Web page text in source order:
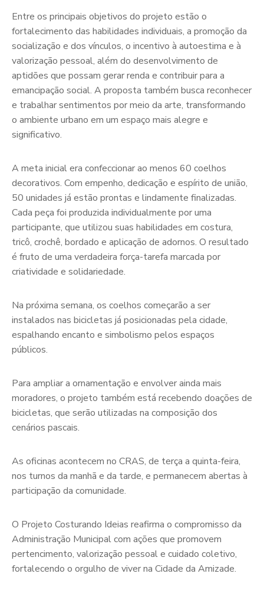
Entre os principais objetivos do projeto estão o
fortalecimento das habilidades individuais, a promoção da
socialização e dos vínculos, o incentivo à autoestima e à
valorização pessoal, além do desenvolvimento de
aptidões que possam gerar renda e contribuir para a
emancipação social. A proposta também busca reconhecer
e trabalhar sentimentos por meio da arte, transformando
o ambiente urbano em um espaço mais alegre e
significativo.
A meta inicial era confeccionar ao menos 60 coelhos
decorativos. Com empenho, dedicação e espírito de união,
50 unidades já estão prontas e lindamente finalizadas.
Cada peça foi produzida individualmente por uma
participante, que utilizou suas habilidades em costura,
tricô, crochê, bordado e aplicação de adornos. O resultado
é fruto de uma verdadeira força-tarefa marcada por
criatividade e solidariedade.
Na próxima semana, os coelhos começarão a ser
instalados nas bicicletas já posicionadas pela cidade,
espalhando encanto e simbolismo pelos espaços
públicos.
Para ampliar a ornamentação e envolver ainda mais
moradores, o projeto também está recebendo doações de
bicicletas, que serão utilizadas na composição dos
cenários pascais.
As oficinas acontecem no CRAS, de terça a quinta-feira,
nos turnos da manhã e da tarde, e permanecem abertas à
participação da comunidade.
O Projeto Costurando Ideias reafirma o compromisso da
Administração Municipal com ações que promovem
pertencimento, valorização pessoal e cuidado coletivo,
fortalecendo o orgulho de viver na Cidade da Amizade.